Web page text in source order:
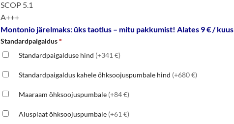
SCOP 5.1
A+++
Montonio järelmaks: üks taotlus – mitu pakkumist! Alates 9 € / kuus
Standardpaigaldus *
Standardpaigalduse hind (+341 €)
Standardpaigaldus kahele õhksoojuspumbale hind (+680 €)
Maaraam õhksoojuspumbale (+84 €)
Alusplaat õhksoojuspumbale (+61 €)